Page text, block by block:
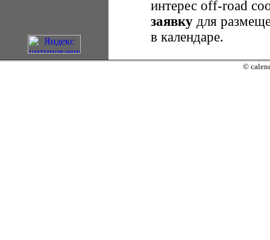
интерес оff-road
заявку для
в календаре.
©